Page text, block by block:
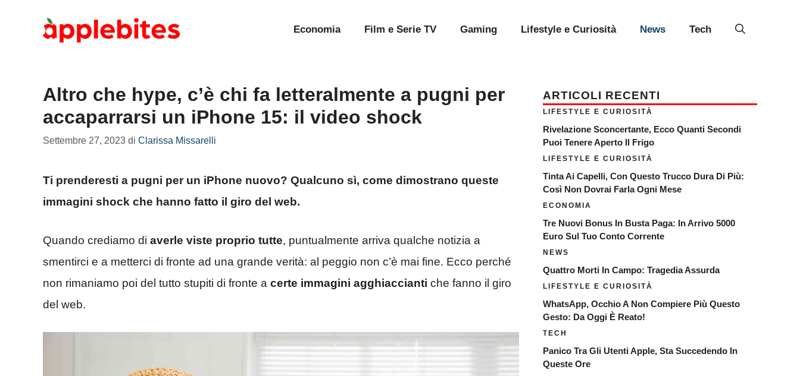
Economia Film e Serie TV Gaming Lifestyle e Curiosità News Tech
Altro che hype, c’è chi fa letteralmente a pugni per
accaparrarsi un iPhone 15: il video shock
Settembre 27, 2023 di Clarissa Missarelli
Ti prenderesti a pugni per un iPhone nuovo? Qualcuno sì, come dimostrano queste
immagini shock che hanno fatto il giro del web.
Quando crediamo di averle viste proprio tutte, puntualmente arriva qualche notizia a
smentirci e a metterci di fronte ad una grande verità: al peggio non c’è mai fine. Ecco perché
non rimaniamo poi del tutto stupiti di fronte a certe immagini agghiaccianti che fanno il giro
del web.
ARTICOLI RECENTI
LIFESTYLE E CURIOSITÀ
Rivelazione Sconcertante, Ecco Quanti Secondi
Puoi Tenere Aperto Il Frigo
LIFESTYLE E CURIOSITÀ
Tinta Ai Capelli, Con Questo Trucco Dura Di Più:
Così Non Dovrai Farla Ogni Mese
ECONOMIA
Tre Nuovi Bonus In Busta Paga: In Arrivo 5000
Euro Sul Tuo Conto Corrente
NEWS
Quattro Morti In Campo: Tragedia Assurda
LIFESTYLE E CURIOSITÀ
WhatsApp, Occhio A Non Compiere Più Questo
Gesto: Da Oggi È Reato!
TECH
Panico Tra Gli Utenti Apple, Sta Succedendo In
Queste Ore